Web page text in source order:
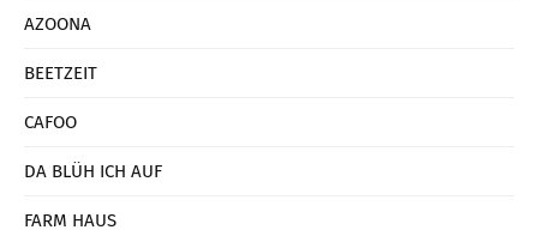
AZOONA
BEETZEIT
CAFOO
DA BLÜH ICH AUF
FARM HAUS